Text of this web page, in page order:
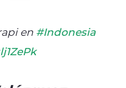
en #Indonesia